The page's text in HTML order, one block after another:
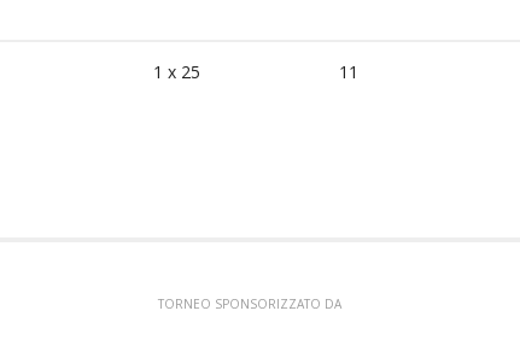
1 x 25 11
TORNEO SPONSORIZZATO DA